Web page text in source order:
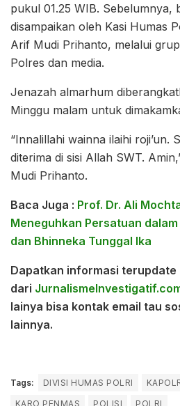
pukul 01.25 WIB. Sebelumnya,
disampaikan oleh Kasi Humas
Arif Mudi Prihanto, melalui
Polres dan media.
Jenazah almarhum
Minggu malam untuk
“Innalillahi wainna ilaihi roji’un.
diterima di sisi Allah SWT.
Mudi Prihanto.
Baca Juga : Prof. Dr. Ali
Meneguhkan Persatuan
dan Bhinneka Tunggal Ika
Dapatkan informasi
dari
lainya bisa kontak email tau
lainnya.
Tags: DIVISI HUMAS POLRI
KARO PENMAS
POLISI POLRI